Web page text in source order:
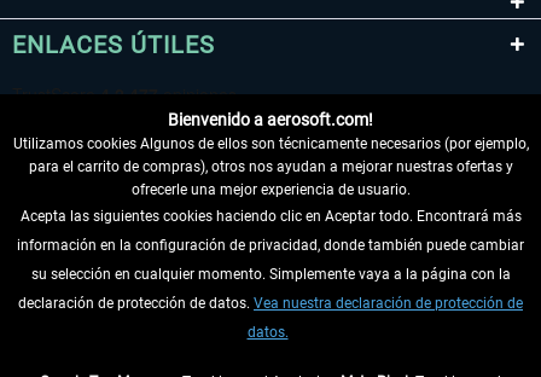
ENLACES ÚTILES
DESISTIR DEL CONTRATO
INFORMACIÓN
Bienvenido a aerosoft.com!
Utilizamos cookies Algunos de ellos son técnicamente necesarios (por ejemplo,
para el carrito de compras), otros nos ayudan a mejorar nuestras ofertas y
ofrecerle una mejor experiencia de usuario.
Acepta las siguientes cookies haciendo clic en Aceptar todo. Encontrará más
información en la configuración de privacidad, donde también puede cambiar
su selección en cualquier momento. Simplemente vaya a la página con la
declaración de protección de datos. Vea nuestra declaración de protección de
datos.